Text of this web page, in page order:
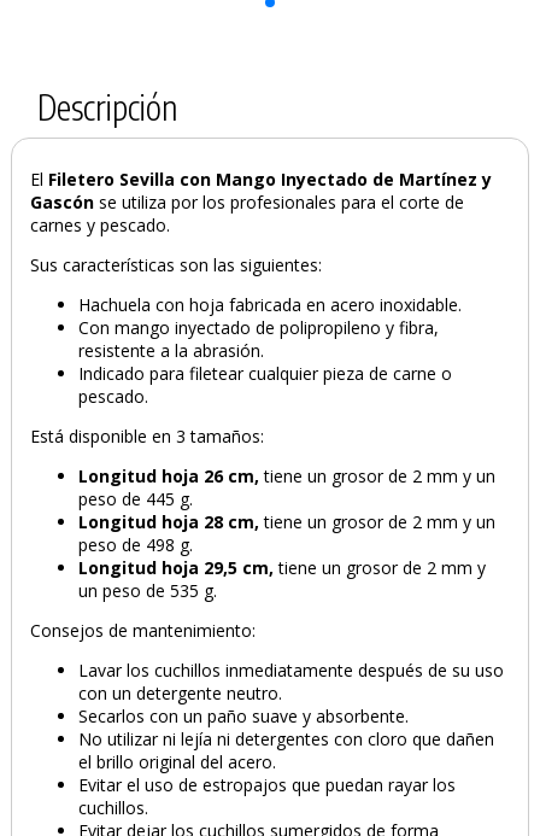
Descripción
El Filetero Sevilla con Mango Inyectado de Martínez y
Gascónse utiliza por los profesionales para el corte de
carnes y pescado.
Sus características son las siguientes:
Hachuela con hoja fabricada en acero inoxidable.
Con mango inyectado de polipropileno y fibra,
resistente a la abrasión.
Indicado para filetear cualquier pieza de carne o
pescado.
Está disponible en 3 tamaños:
Longitud hoja 26 cm, tiene un grosor de 2 mm y un
peso de 445 g.
Longitud hoja 28 cm, tiene un grosor de 2 mm y un
peso de 498 g.
Longitud hoja 29,5 cm, tiene un grosor de 2 mm y
un peso de 535 g.
Consejos de mantenimiento:
Lavar los cuchillos inmediatamente después de su uso
con un detergente neutro.
Secarlos con un paño suave y absorbente.
No utilizar ni lejía ni detergentes con cloro que dañen
el brillo original del acero.
Evitar el uso de estropajos que puedan rayar los
cuchillos.
Evitar dejar los cuchillos sumergidos de forma